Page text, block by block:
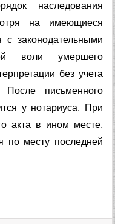
наследования
на имеющиеся
с законодательными
воли умершего
без учета
письменного
у нотариуса. При
акта в ином месте,
по месту последней